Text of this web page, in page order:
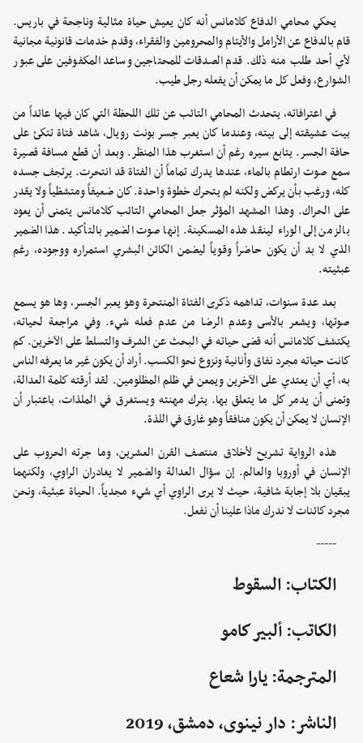
يحكي محامي الدفاع كلامانس أنه كان يعيش حياة مثالية وناجحة في باريس.
قام بالدفاع عن الأرامل والأيتام والمحرومين والفقراء، وقدم خدمات قانونية مجانية
لأي أحد طلب منه ذلك. قدم الصدقات للمحتاجين وساعد المكفوفين على عبور
الشوارع، وفعل كل ما يمكن أن يفعله رجل طيب.
في اعترافاته، يتحدث المحامي التائب عن تلك اللحظة التي كان فيها عائداً من
بيت عشيقته إلى بيته، وعندما كان يعبر جسر بونت رويال، شاهد فتاة تتكئ على
حافة الجسر. يتابع سيره رغم أن استغرب هذا المنظر. وبعد أن قطع مسافة قصيرة
سمع صوت ارتطام بالماء، عندها يدرك تماماً أن الفتاة قد انتحرت. يرتجف جسده
كله، ورغب بأن يركض ولكنه لم يتحرك خطوة واحدة. كان ضعيفاً ومتشظياً ولا يقدر
على الحراك. وهذا المشهد المؤثر جعل المحامي التائب كلامانس يتمنى أن يعود
بالزمن إلى الوراء لينقذ هذه المسكينة. إنها صوت الضمير بالتأكيد. هذا الضمير
الذي لا بد أن يكون حاضراً وقوياً ليضمن الكائن البشري استمراره ووجوده، رغم
عبثيته.
بعد عدة سنوات، تداهمه ذكرى الفتاة المنتحرة وهو يعبر الجسر، وها هو يسمع
صوتها، ويشعر بالأسى وعدم الرضا من عدم فعله شيء. وفي مراجعة لحياته،
يكتشف كلامانس أنه قضى حياته في البحث عن الشرف والتسلط على الآخرين. كم
كانت حياته مجرد نفاق وأنانية ونزوع نحو الكسب. أراد أن يكون غير ما يعرفه الناس
به، أي أن يعتدي على الآخرين ويمعن في ظلم المظلومين. لقد أرقته كلمة العدالة،
وتمنى أن يدمر كل ما يتعلق بها. يترك مهنته ويستغرق في الملذات، باعتبار أن
الإنسان لا يمكن أن يكون منافقاً وهو غارق في اللذة.
هذه الرواية تشريح لأخلاق منتصف القرن العشرين، وما جرته الحروب على
الإنسان في أوروبا والعالم. إن سؤال العدالة والضمير لا يغادران الراوي، ولكنهما
يبقيان بلا إجابة شافية، حيث لا يرى الراوي أي شيء مجدياً. الحياة عبثية، ونحن
مجرد كائنات لا ندرك ماذا علينا أن نفعل.
-----
الكتاب: السقوط
الكاتب: ألبير كامو
المترجمة: يارا شعاع
الناشر: دار نينوى، دمشق، 2019